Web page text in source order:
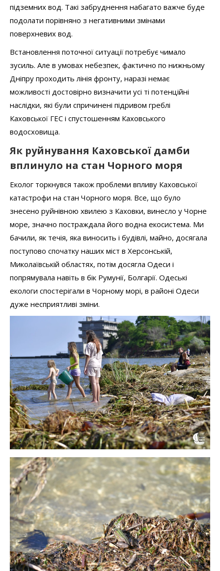
підземних вод. Такі забруднення набагато важче буде
подолати порівняно з негативними змінами
поверхневих вод.
Встановлення поточної ситуації потребує чимало
зусиль. Але в умовах небезпек, фактично по нижньому
Дніпру проходить лінія фронту, наразі немає
можливості достовірно визначити усі ті потенційні
наслідки, які були спричинені підривом греблі
Каховської ГЕС і спустошенням Каховського
водосховища.
Як руйнування Каховської дамби
вплинуло на стан Чорного моря
Еколог торкнувся також проблеми впливу Каховської
катастрофи на стан Чорного моря. Все, що було
знесено руйнівною хвилею з Каховки, винесло у Чорне
море, значно постраждала його водна екосистема. Ми
бачили, як течія, яка виносить і будівлі, майно, досягала
поступово спочатку наших міст в Херсонській,
Миколаївській областях, потім досягла Одеси і
попрямувала навіть в бік Румунії, Болгарії. Одеські
екологи спостерігали в Чорному морі, в районі Одеси
дуже несприятливі зміни.